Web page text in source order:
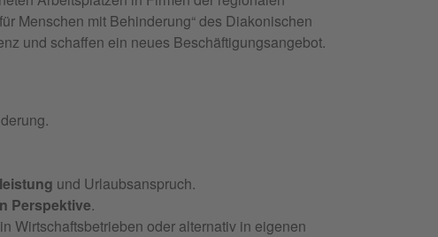
Menschen mit Behinderung“ des Diakonischen
und schaffen ein neues Beschäftigungsangebot.
und Urlaubsanspruch.
Perspektive.
Wirtschaftsbetrieben oder alternativ in eigenen